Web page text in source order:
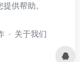
供帮助。
关于我们